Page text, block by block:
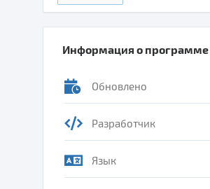
Информация о программе
Обновлено
Разработчик
Язык